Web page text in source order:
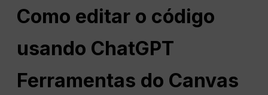
Como editar o código
usando ChatGPT
Ferramentas do Canvas